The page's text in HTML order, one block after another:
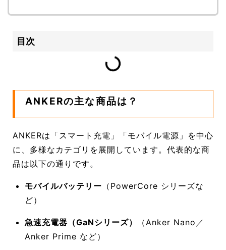
目次
ANKERの主な商品は？
ANKERは「スマート充電」「モバイル電源」を中心
に、多様なカテゴリを展開しています。代表的な商
品は以下の通りです。
モバイルバッテリー （PowerCore シリーズな
ど）
急速充電器（GaNシリーズ）
（Anker Nano／
Anker Prime など）